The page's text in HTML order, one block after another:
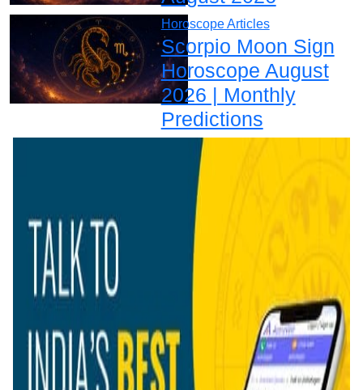
Horoscope Articles
Scorpio Moon Sign
Horoscope August
2026 | Monthly
Predictions